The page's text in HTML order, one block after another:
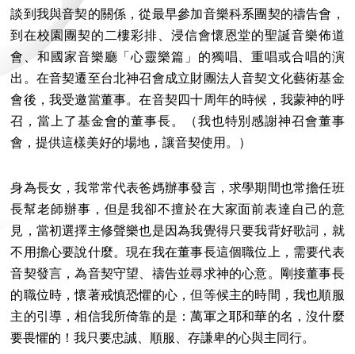
談到我與音契的關係，從最早參加音樂科系團契的禱告會，
到在校園團契的二樓彩排、浸信會懷恩堂的聖誕音樂佈道
會、和國家音樂廳「心靈樂篇」的獨唱、重唱或合唱的演
出。在音契遷至台北神召會成立財團法人音契文化藝術基金
會後，我受邀當董事。在音契四十周年的時候，我蒙神的呼
召，當上了基金會的董事長。（我也特別感謝神召會董事
會，提供這樣美好的場地，讓音契使用。）
身為長女，我常常代表爸媽辦事發言，求學期間也常擔任班
長幫老師辦事，但是我卻不擅於在大家面前表達自己的意
見，當初選擇主修聲樂也是因為我覺得只要我背好歌詞，就
不用擔心要說什麼。現在我在董事長這個職位上，需要代表
音契發言，為音契守望、禱告並尋求神的心意。剛接董事長
的職位時，懷著戒慎恐懼的心，但等候主的時間，我也順服
主的引導，相信我所倚靠的是：萬軍之耶和華的名，沒什麼
要畏懼的！我只要忠誠、順服、存謙卑的心與主同行。